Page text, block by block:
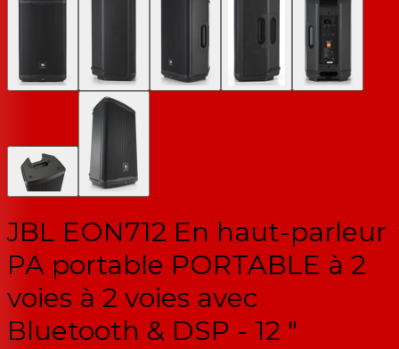
JBL EON712 En haut-parleur
PA portable PORTABLE à 2
voies à 2 voies avec
Bluetooth & DSP - 12 "